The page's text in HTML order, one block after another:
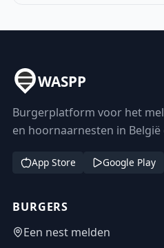
WASPP
Burgerplatform voor het
en hoornaarnesten in België
App Store Google Play
BURGERS
Een nest melden